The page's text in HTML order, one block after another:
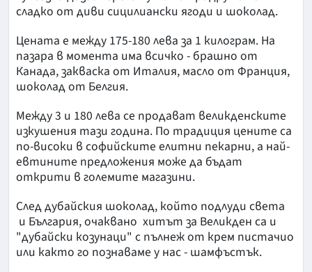
сладко от диви сицилиански ягоди и шоколад.
Цената е между 175-180 лева за 1 килограм. На
пазара в момента има всичко - брашно от
Канада, закваска от Италия, масло от Франция,
шоколад от Белгия.
Между 3 и 180 лева се продават великденските
изкушения тази година. По традиция цените са
по-високи в софийските елитни пекарни, а най-
евтините предложения може да бъдат
открити в големите магазини.
След дубайския шоколад, който подлуди света
и България, очаквано хитът за Великден са и
"дубайски козунаци" с пълнеж от крем пистачио
или както го познаваме у нас - шамфъстък.